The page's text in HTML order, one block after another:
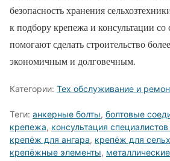
безопасность хранения
к подбору крепежа и консультации со
помогают сделать строительство
экономичным и долговечным.
Категории: Тех обслуживание и
Теги: анкерные болты, болтовые
крепежа, консультация
крепёж для ангара, крепёж для
крепёжные элементы,